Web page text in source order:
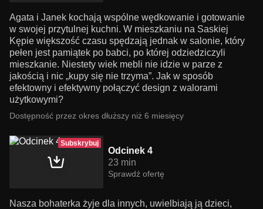
Agata i Janek kochają wspólne wędkowanie i gotowanie
w swojej przytulnej kuchni. W mieszkaniu na Saskiej
Kępie większość czasu spędzają jednak w salonie, który
pełen jest pamiątek po babci, po której odziedziczyli
mieszkanie. Niestety wiek mebli nie idzie w parze z
jakością i nic „kupy się nie trzyma”. Jak w sposób
efektowny i efektywny połączyć design z walorami
użytkowymi?
Dostępność przez okres dłuższy niż 6 miesięcy
Subskrybuj
Odcinek 4
23 min
Sprawdź ofertę
Nasza bohaterka żyje dla innych, uwielbiają ją dzieci,